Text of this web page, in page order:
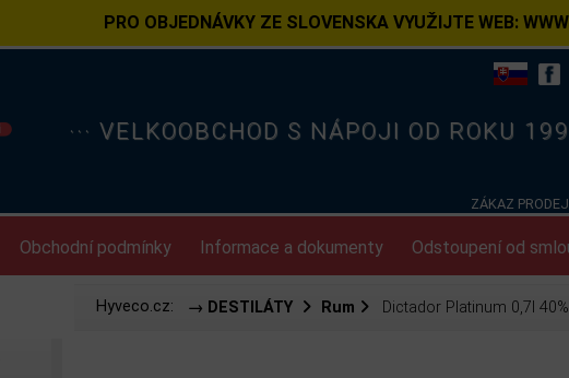
PRO OBJEDNÁVKY ZE SLOVENSKA VYUŽIJTE WEB:
··· VELKOOBCHOD S NÁPOJI OD ROKU
ZÁKAZ
Obchodní podmínky Informace a dokumenty Odstoupení od
Hyveco.cz: → DESTILÁTY Rum Dictador Platinum 0,7l